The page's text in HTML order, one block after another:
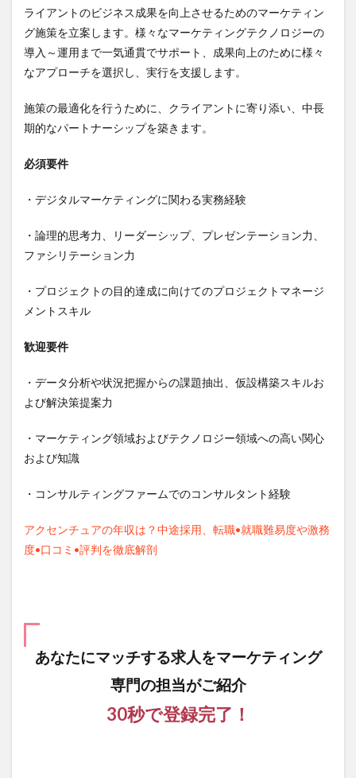
ライアントのビジネス成果を向上させるためのマーケティン
グ施策を立案します。様々なマーケティングテクノロジーの
導入～運用まで一気通貫でサポート、成果向上のために様々
なアプローチを選択し、実行を支援します。
施策の最適化を行うために、クライアントに寄り添い、中長
期的なパートナーシップを築きます。
必須要件
・デジタルマーケティングに関わる実務経験
・論理的思考力、リーダーシップ、プレゼンテーション力、
ファシリテーション力
・プロジェクトの目的達成に向けてのプロジェクトマネージ
メントスキル
歓迎要件
・データ分析や状況把握からの課題抽出、仮設構築スキルお
よび解決策提案力
・マーケティング領域およびテクノロジー領域への高い関心
および知識
・コンサルティングファームでのコンサルタント経験
アクセンチュアの年収は？中途採用、転職•就職難易度や激務
度•口コミ•評判を徹底解剖
あなたにマッチする求人をマーケティング
専門の担当がご紹介
30秒で登録完了！